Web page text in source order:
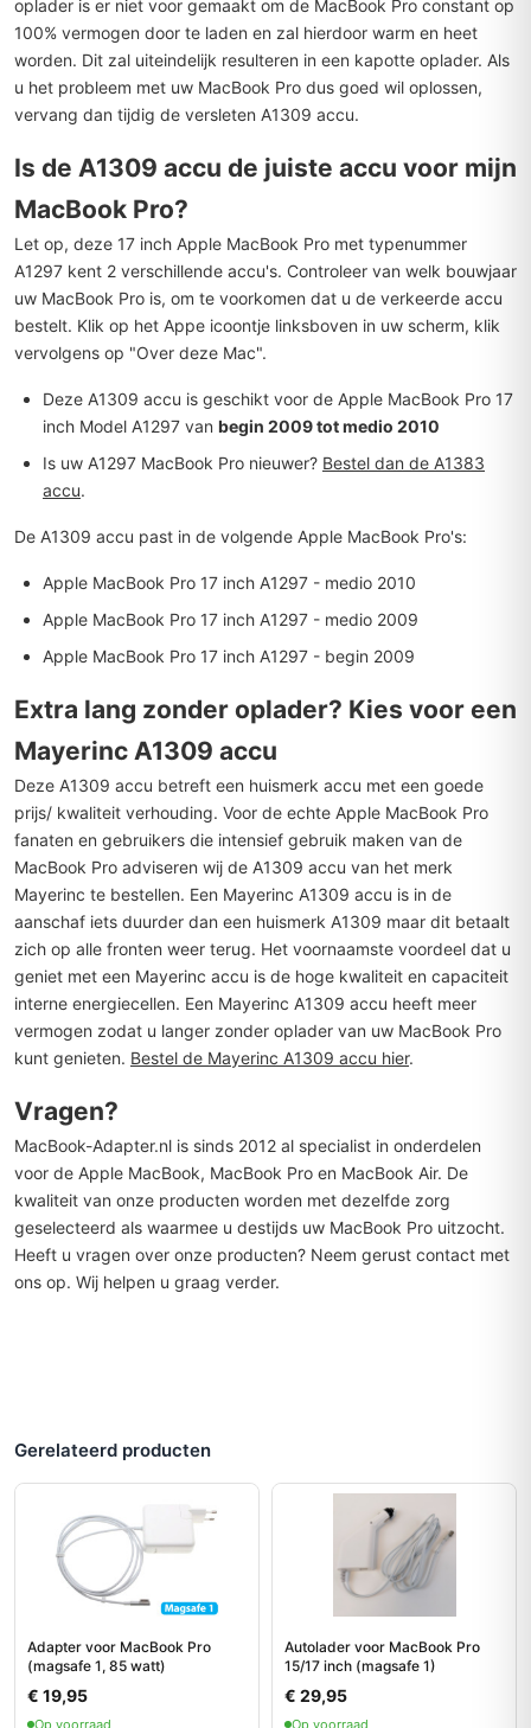
oplader is er niet voor gemaakt om de MacBook Pro constant op
100% vermogen door te laden en zal hierdoor warm en heet
worden. Dit zal uiteindelijk resulteren in een kapotte oplader. Als
u het probleem met uw MacBook Pro dus goed wil oplossen,
vervang dan tijdig de versleten A1309 accu.
Is de A1309 accu de juiste accu voor mijn
MacBook Pro?
Let op, deze 17 inch Apple MacBook Pro met typenummer
A1297 kent 2 verschillende accu's. Controleer van welk bouwjaar
uw MacBook Pro is, om te voorkomen dat u de verkeerde accu
bestelt. Klik op het Appe icoontje linksboven in uw scherm, klik
vervolgens op "Over deze Mac".
Deze A1309 accu is geschikt voor de Apple MacBook Pro 17
inch Model A1297 van begin 2009 tot medio 2010
Is uw A1297 MacBook Pro nieuwer? Bestel dan de A1383
accu.
De A1309 accu past in de volgende Apple MacBook Pro's:
Apple MacBook Pro 17 inch A1297 - medio 2010
Apple MacBook Pro 17 inch A1297 - medio 2009
Apple MacBook Pro 17 inch A1297 - begin 2009
Extra lang zonder oplader? Kies voor een
Mayerinc A1309 accu
Deze A1309 accu betreft een huismerk accu met een goede
prijs/ kwaliteit verhouding. Voor de echte Apple MacBook Pro
fanaten en gebruikers die intensief gebruik maken van de
MacBook Pro adviseren wij de A1309 accu van het merk
Mayerinc te bestellen. Een Mayerinc A1309 accu is in de
aanschaf iets duurder dan een huismerk A1309 maar dit betaalt
zich op alle fronten weer terug. Het voornaamste voordeel dat u
geniet met een Mayerinc accu is de hoge kwaliteit en capaciteit
interne energiecellen. Een Mayerinc A1309 accu heeft meer
vermogen zodat u langer zonder oplader van uw MacBook Pro
kunt genieten. Bestel de Mayerinc A1309 accu hier.
Vragen?
MacBook-Adapter.nl is sinds 2012 al specialist in onderdelen
voor de Apple MacBook, MacBook Pro en MacBook Air. De
kwaliteit van onze producten worden met dezelfde zorg
geselecteerd als waarmee u destijds uw MacBook Pro uitzocht.
Heeft u vragen over onze producten? Neem gerust contact met
ons op. Wij helpen u graag verder.
Gerelateerd producten
Adapter voor MacBook Pro
(magsafe 1, 85 watt)
€ 19,95
Op voorraad
Autolader voor MacBook Pro
15/17 inch (magsafe 1)
€ 29,95
Op voorraad